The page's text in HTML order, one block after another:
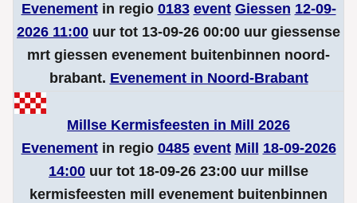
Evenementin regio 0183 event Giessen 12-09-
2026 11:00 uur tot 13-09-26 00:00 uur giessense
mrt giessen evenement buitenbinnen noord-
brabant. Evenement in Noord-Brabant
Millse Kermisfeesten in Mill 2026
Evenementin regio 0485 event Mill
18-09-2026
14:00 uur tot 18-09-26 23:00 uur millse
kermisfeesten mill evenement buitenbinnen